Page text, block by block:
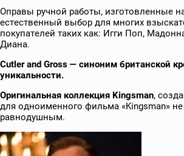
Оправы ручной работы, изготовленные
естественный выбор для многих
покупателей таких как: Игги Поп,
Диана.
Cutler and Gross — синоним британской
уникальности.
Оригинальная коллекция Kingsman,
для одноименного фильма «Kingsman» не
равнодушным.